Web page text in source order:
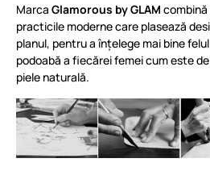
Marca Glamorous by GLAM
practicile moderne care plasează
planul, pentru a înțelege mai bine
podoabă a fiecărei femei cum este
piele naturală.